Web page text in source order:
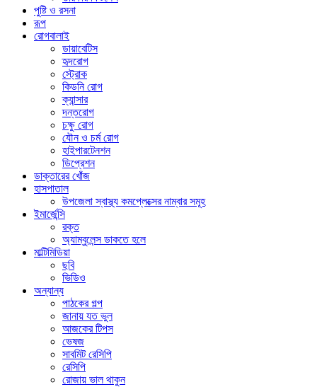
পুষ্টি ও রসনা
রূপ
রোগবালাই
ডায়াবেটিস
হৃদরোগ
স্ট্রোক
কিডনি রোগ
ক্যান্সার
দন্তরোগ
চক্ষু রোগ
যৌন ও চর্ম রোগ
হাইপারটেনশন
ডিপ্রেশন
ডাক্তারের খোঁজ
হাসপাতাল
উপজেলা স্বাস্থ্য কমপ্লেক্সের নাম্বার সমূহ
ইমার্জেন্সি
রক্ত
অ্যাম্বুলেন্স ডাকতে হলে
মাল্টিমিডিয়া
ছবি
ভিডিও
অন্যান্য
পাঠকের গল্প
জানায় যত ভুল
আজকের টিপস
ভেষজ
সাবমিট রেসিপি
রেসিপি
রোজায় ভাল থাকুন